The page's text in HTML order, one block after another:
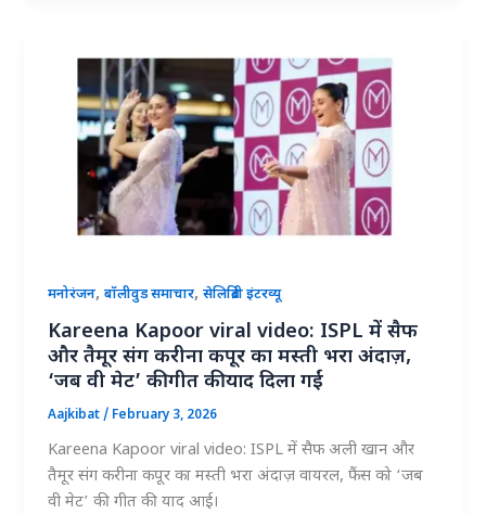
मनोरंजन,बॉलीवुड समाचार,सेलिब्रिटी इंटरव्यू
Kareena Kapoor viral video: ISPL में सैफ
और तैमूर संग करीना कपूर का मस्ती भरा अंदाज़,
‘जब वी मेट’ की गीत की याद दिला गईं
Aajkibat/ February 3, 2026
Kareena Kapoor viral video: ISPL में सैफ अली खान और
तैमूर संग करीना कपूर का मस्ती भरा अंदाज़ वायरल, फैंस को ‘जब
वी मेट’ की गीत की याद आई।